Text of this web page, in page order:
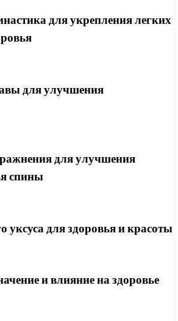
для укрепления легких
для улучшения
для улучшения
спины
уксуса для здоровья и красоты
и влияние на здоровье